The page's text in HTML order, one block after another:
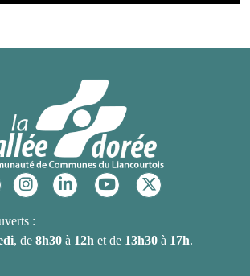
:
, de 8h30 à 12h et de 13h30 à 17h.